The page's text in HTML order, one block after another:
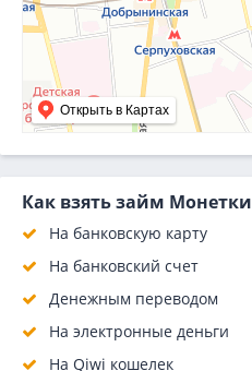
Открыть в Картах
Как взять займ
На банковскую карту
На банковский счет
Денежным переводом
На электронные деньги
На Qiwi кошелек